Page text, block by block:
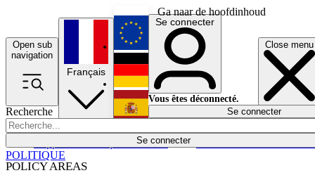
Ga naar de hoofdinhoud
Open sub
navigation
Close menu
Recherche
Se connecter
POLICY AREAS
Économie
Français
English
Deutsch
Español
Se connecter
Vous êtes déconnecté.
Se connecter
POLITIQUE